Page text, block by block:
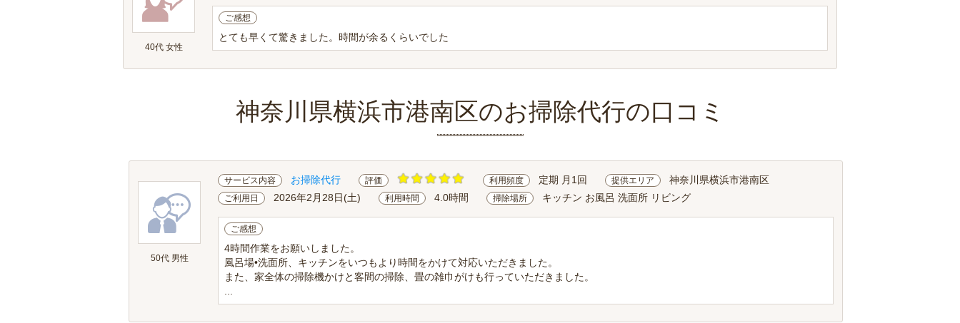
40代 女性
ご感想
とても早くて驚きました。時間が余るくらいでした
神奈川県横浜市港南区のお掃除代行の口コミ
50代 男性
サービス内容 お掃除代行 評価 利用頻度 定期 月1回 提供エリア 神奈川県横浜市港南区
ご利用日 2026年2月28日(土) 利用時間 4.0時間 掃除場所 キッチン お風呂 洗面所 リビング
ご感想
4時間作業をお願いしました。
風呂場•洗面所、キッチンをいつもより時間をかけて対応いただきました。
また、家全体の掃除機かけと客間の掃除、畳の雑巾がけも行っていただきました。
...